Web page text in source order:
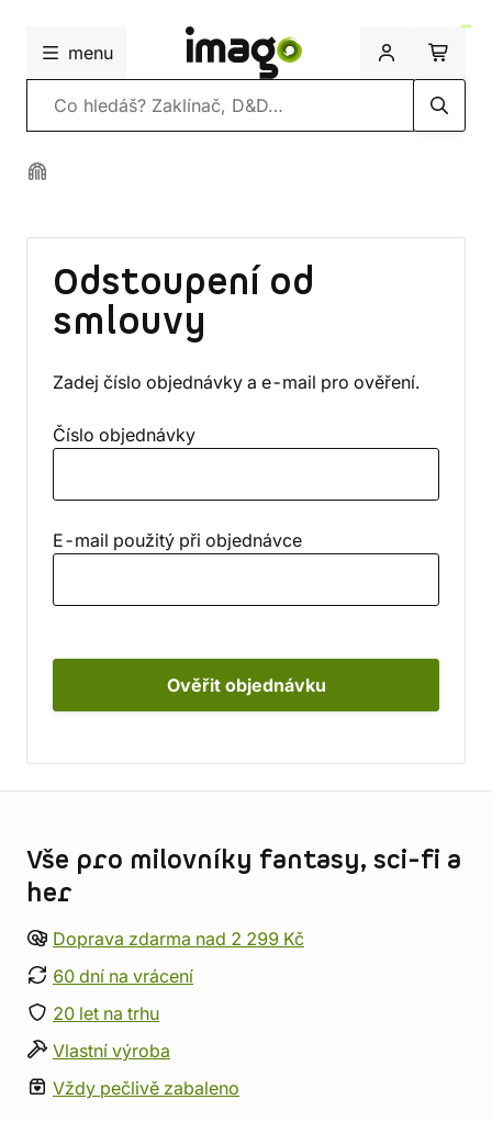
menu
Vyhledávání
Odstoupení od
smlouvy
Zadej číslo objednávky a e-mail pro ověření.
Číslo objednávky
E-mail použitý při objednávce
Ověřit objednávku
Vše pro milovníky fantasy, sci-fi a
her
Doprava zdarma nad 2 299 Kč
60 dní na vrácení
20 let na trhu
Vlastní výroba
Vždy pečlivě zabaleno